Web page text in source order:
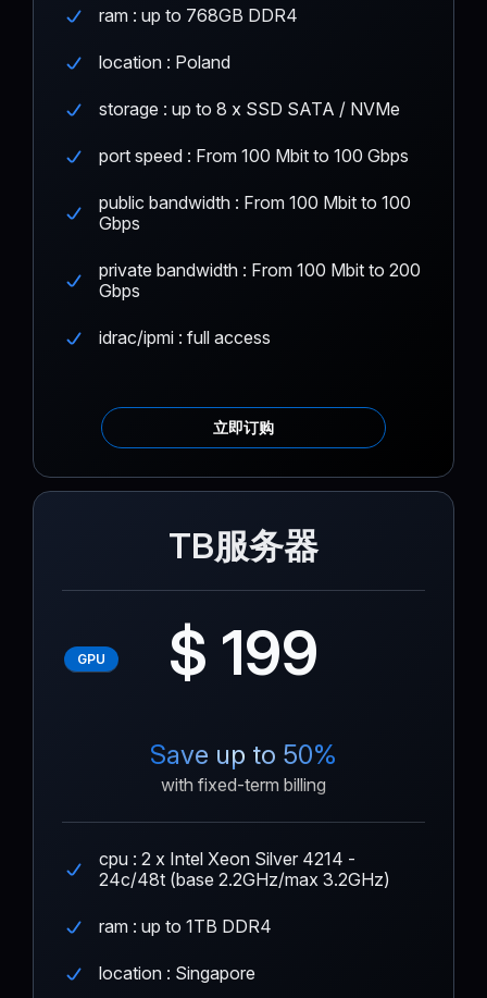
ram : up to 768GB DDR4
location : Poland
storage : up to 8 x SSD SATA / NVMe
port speed : From 100 Mbit to 100 Gbps
public bandwidth : From 100 Mbit to 100
Gbps
private bandwidth : From 100 Mbit to 200
Gbps
idrac/ipmi : full access
立即订购
TB服务器
GPU $ 199
Save up to 50%
with fixed-term billing
cpu : 2 x Intel Xeon Silver 4214 -
24c/48t (base 2.2GHz/max 3.2GHz)
ram : up to 1TB DDR4
location : Singapore